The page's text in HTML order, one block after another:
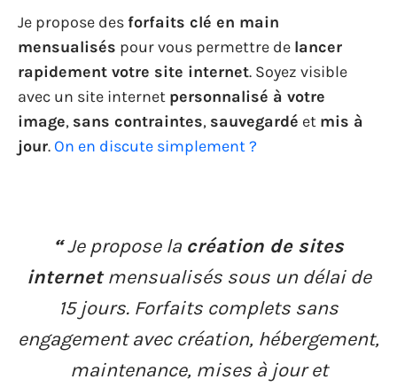
Je propose des forfaits clé en main
mensualisés pour vous permettre de lancer
rapidement votre site internet. Soyez visible
avec un site internet personnalisé à votre
image, sans contraintes, sauvegardé et mis à
jour. On en discute simplement ?
“Je propose la création de sites
internetmensualisés sous un délai de
15 jours. Forfaits complets sans
engagement avec création, hébergement,
maintenance, mises à jour et